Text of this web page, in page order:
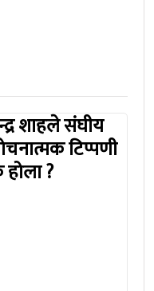
शाहले संघीय
टिप्पणी
?